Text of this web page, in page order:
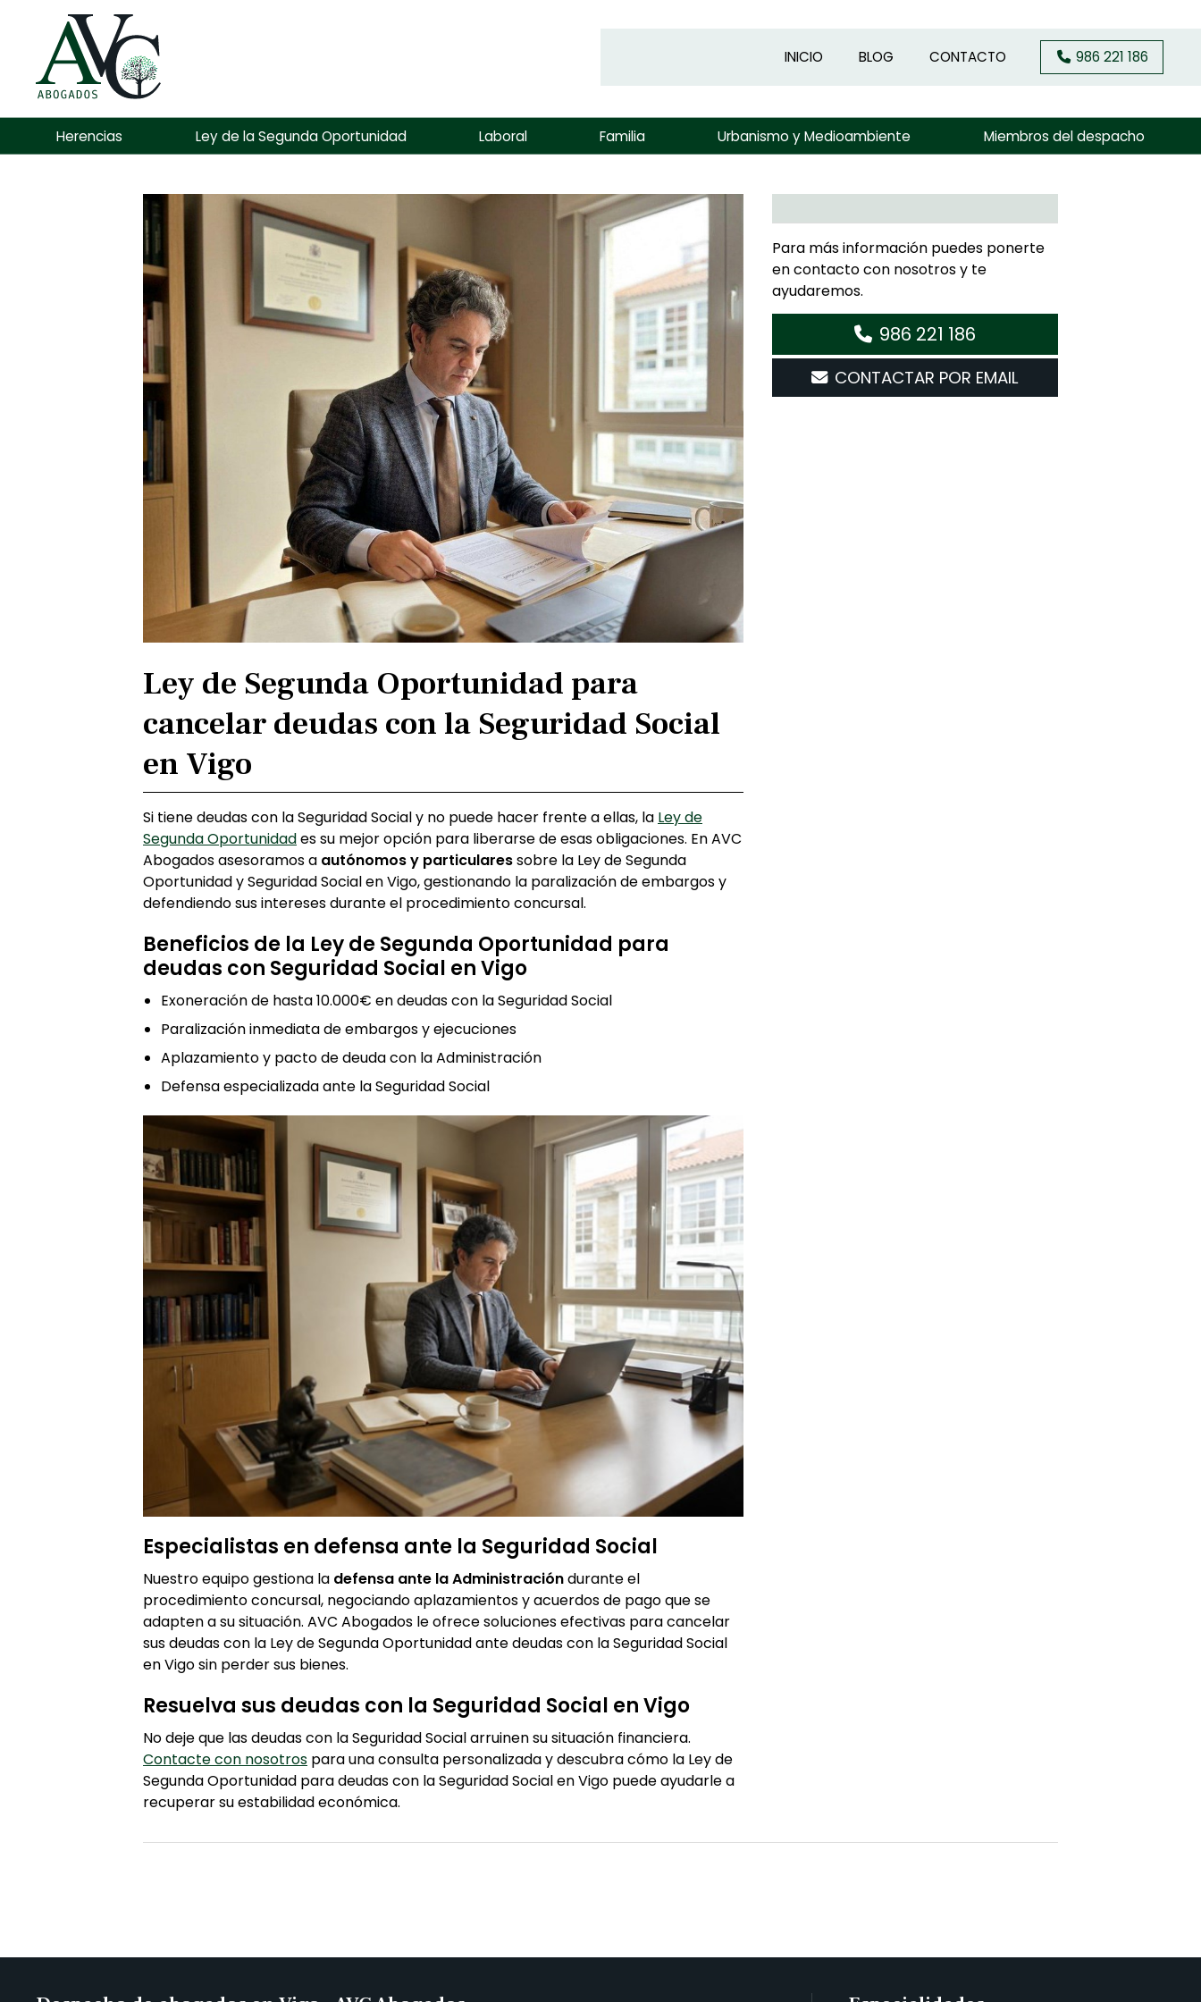
INICIO BLOG CONTACTO 986 221 186
Herencias Ley de la Segunda Oportunidad Laboral Familia Urbanismo y Medioambiente Miembros del despacho
Ley de Segunda Oportunidad para
cancelar deudas con la Seguridad Social
en Vigo
Para más información puedes ponerte
en contacto con nosotros y te
ayudaremos.
986 221 186
CONTACTAR POR EMAIL
Si tiene deudas con la Seguridad Social y no puede hacer frente a ellas, la Ley de
Segunda Oportunidades su mejor opción para liberarse de esas obligaciones. En AVC
Abogados asesoramos a autónomos y particularessobre la Ley de Segunda
Oportunidad y Seguridad Social en Vigo, gestionando la paralización de embargos y
defendiendo sus intereses durante el procedimiento concursal.
Beneficios de la Ley de Segunda Oportunidad para
deudas con Seguridad Social en Vigo
Exoneración de hasta 10.000€ en deudas con la Seguridad Social
Paralización inmediata de embargos y ejecuciones
Aplazamiento y pacto de deuda con la Administración
Defensa especializada ante la Seguridad Social
Especialistas en defensa ante la Seguridad Social
Nuestro equipo gestiona la defensa ante la Administracióndurante el
procedimiento concursal, negociando aplazamientos y acuerdos de pago que se
adapten a su situación. AVC Abogados le ofrece soluciones efectivas para cancelar
sus deudas con la Ley de Segunda Oportunidad ante deudas con la Seguridad Social
en Vigo sin perder sus bienes.
Resuelva sus deudas con la Seguridad Social en Vigo
No deje que las deudas con la Seguridad Social arruinen su situación financiera.
Contacte con nosotros para una consulta personalizada y descubra cómo la Ley de
Segunda Oportunidad para deudas con la Seguridad Social en Vigo puede ayudarle a
recuperar su estabilidad económica.